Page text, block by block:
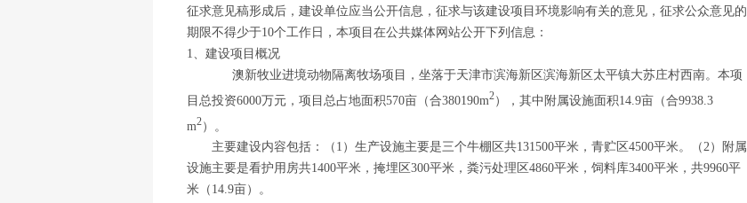
征求意见稿形成后，建设单位应当公开信息，征求与该建设项目环境影响有关的意见，征求公众意见的
期限不得少于10个工作日，本项目在公共媒体网站公开下列信息：
1、建设项目概况
澳新牧业进境动物隔离牧场项目，坐落于天津市滨海新区滨海新区太平镇大苏庄村西南。本项
目总投资6000万元，项目总占地面积570亩（合380190m2），其中附属设施面积14.9亩（合9938.3
m2）。
主要建设内容包括：（1）生产设施主要是三个牛棚区共131500平米，青贮区4500平米。（2）附属
设施主要是看护用房共1400平米，掩埋区300平米，粪污处理区4860平米，饲料库3400平米，共9960平
米（14.9亩）。